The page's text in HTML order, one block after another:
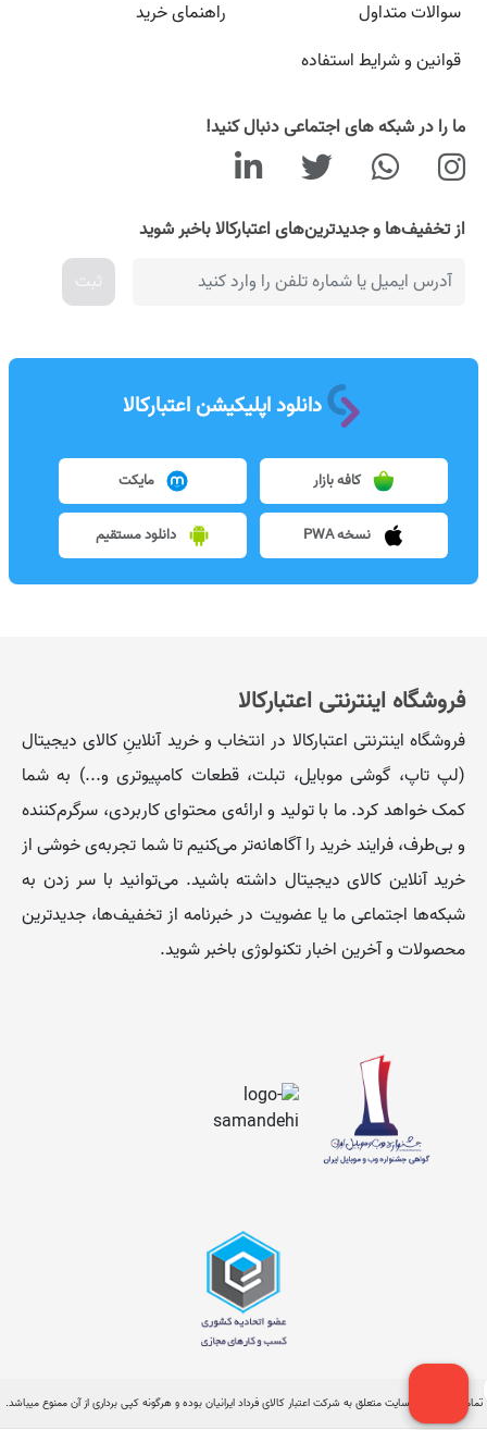
سوالات متداول
قوانین و شرایط استفاده
راهنمای خرید
ما را در شبکه های اجتماعی دنبال کنید!
از تخفیف‌ها و جدیدترین‌های اعتبارکالا باخبر شوید
ثبت
دانلود اپلیکیشن اعتبارکالا
کافه بازار مایکت
نسخه PWA دانلود مستقیم
فروشگاه اینترنتی اعتبارکالا
فروشگاه اینترنتی اعتبارکالا در انتخاب و خرید آنلاینِ کالای دیجیتال
(لپ تاپ، گوشی موبایل، تبلت، قطعات کامپیوتری و...) به شما
کمک خواهد کرد. ما با تولید و ارائه‌ی محتوای کاربردی، سرگرم‌کننده
و بی‌طرف، فرایند خرید را آگاهانه‌تر می‌کنیم تا شما تجربه‌ی خوشی از
خرید آنلاین کالای دیجیتال داشته باشید. می‌توانید با سر زدن به
شبکه‌ها اجتماعی ما یا عضویت در خبرنامه از تخفیف‌‌ها، جدیدترین
محصولات و آخرین اخبار تکنولوژی باخبر شوید.
تمامی حقوق این سایت متعلق به شرکت اعتبار کالای فرداد ایرانیان بوده و هرگونه کپی برداری از آن ممنوع میباشد.